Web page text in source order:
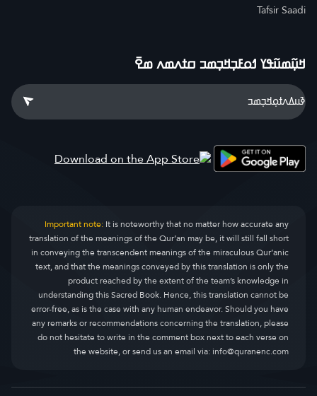
Tafsir Saadi
ߞߎ߲߬ߘߎ߬ߟߌ ߗߋߓߏ߲ߞߏ߲ߘߏ ߛߙߍߘߍ ߘߐ߫
Important note:It is noteworthy that no matter how accurate any
translation of the meanings of the Qur’an may be, it will still fall short
in conveying the transcendent meanings of the miraculous Qur’anic
text, and that the meanings conveyed by this translation is only the
product reached by the extent of the team’s knowledge in
understanding this Sacred Book. Hence, this translation cannot be
error-free, as is the case with any human endeavor. Should you have
any remarks or recommendations concerning the translation, please
do not hesitate to write in the comment box next to each verse on
the website, or send us an email via:info@quranenc.com